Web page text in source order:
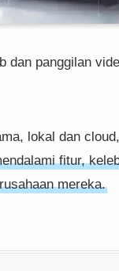
dan panggilan
lokal dan
fitur,
mereka.